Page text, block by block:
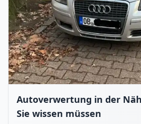
Autoverwertung in der
Sie wissen müssen